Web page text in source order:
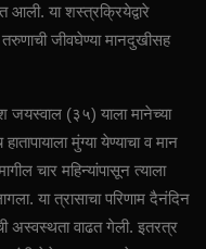
आली. या शस्त्रक्रियेद्वारे
तरुणाची जीवघेण्या मानदुखीसह
जयस्वाल (३५) याला मानेच्या
मुंग्या येण्याचा व मान
चार महिन्यांपासून त्याला
या त्रासाचा परिणाम दैनंदिन
अस्वस्थता वाढत गेली. इतरत्र